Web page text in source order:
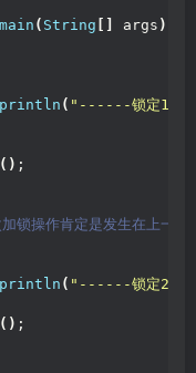
main ( String args )
println ( "------锁定1"
() ;
操作肯定是发生在上一次
println ( "------锁定2"
() ;